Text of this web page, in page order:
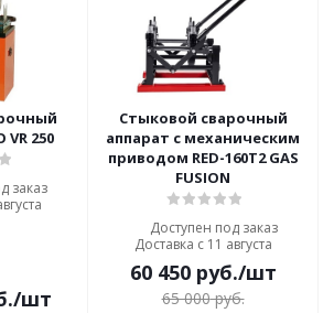
VR 250
заказ
/шт
Стыковой сварочный
аппарат с механическим
приводом RED-160T2 GAS
FUSION
Доступен под заказ
Доставка с 11 августа
60 450руб./шт
65 000руб.